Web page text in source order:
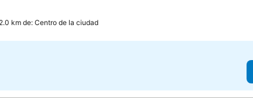
km de: Centro de la ciudad